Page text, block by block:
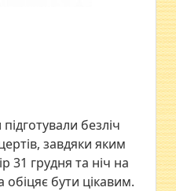
безліч
завдяки яким
31 грудня та ніч на
обіцяє бути цікавим.